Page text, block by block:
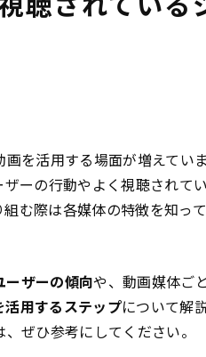
画を活用する場面が増えてい
ーの行動やよく視聴されて
む際は各媒体の特徴を知っ
ーザーの傾向や、動画媒体ご
活用するステップについて解
ぜひ参考にしてください。